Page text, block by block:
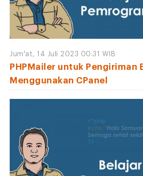
Jum'at, 14 Juli 2023 00:31 WIB
PHPMailer untuk Pengiriman
Menggunakan CPanel